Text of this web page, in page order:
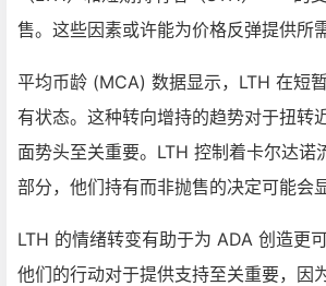
售。这些因素或许能为价格反弹提供所
平均币龄 (MCA) 数据显示，LTH 在短
有状态。这种转向增持的趋势对于扭转
面势头至关重要。LTH 控制着卡尔达诺
部分，他们持有而非抛售的决定可能会
LTH 的情绪转变有助于为 ADA 创造更
他们的行动对于提供支持至关重要，因